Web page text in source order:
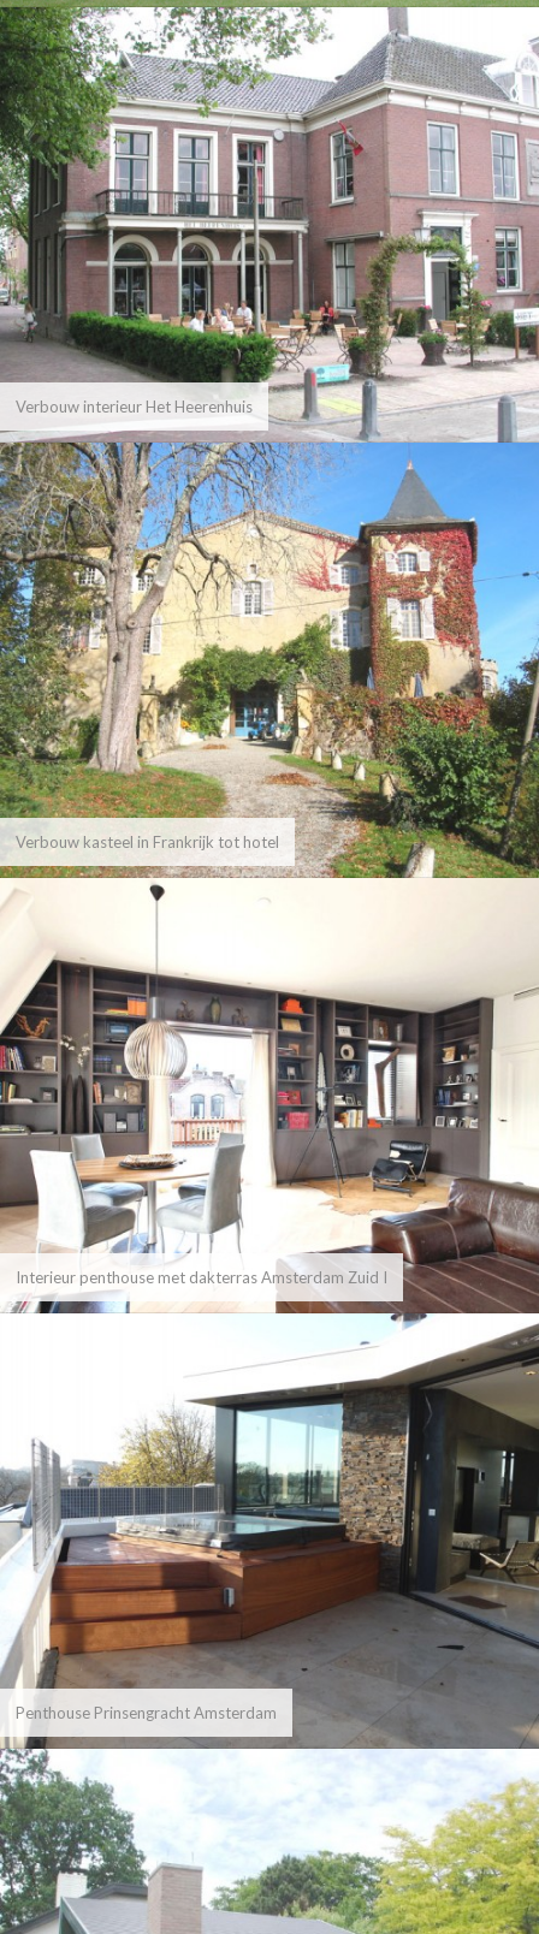
Verbouw interieur Het Heerenhuis
Verbouw kasteel in Frankrijk tot hotel
Interieur penthouse met dakterras Amsterdam Zuid I
Penthouse Prinsengracht Amsterdam